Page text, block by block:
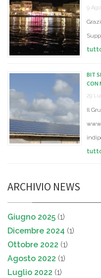
9
BIT
CON
29
Il
ARCHIVIO NEWS
Giugno 2025 (1)
Dicembre 2024 (1)
Ottobre 2022 (1)
Agosto 2022 (1)
Luglio 2022 (1)